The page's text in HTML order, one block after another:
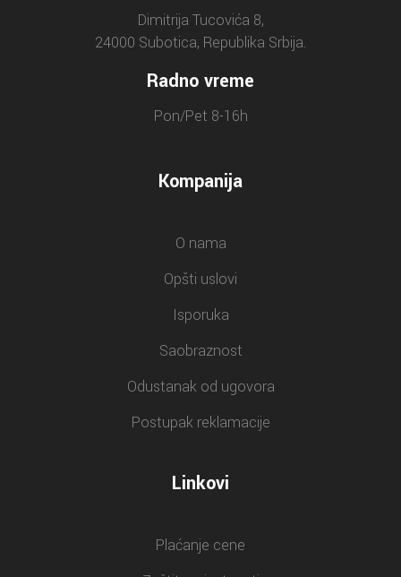
Dimitrija Tucovića 8,
24000 Subotica, Republika Srbija.
Radno vreme
Pon/Pet 8-16h
Kompanija
O nama
Opšti uslovi
Isporuka
Saobraznost
Odustanak od ugovora
Postupak reklamacije
Linkovi
Plaćanje cene